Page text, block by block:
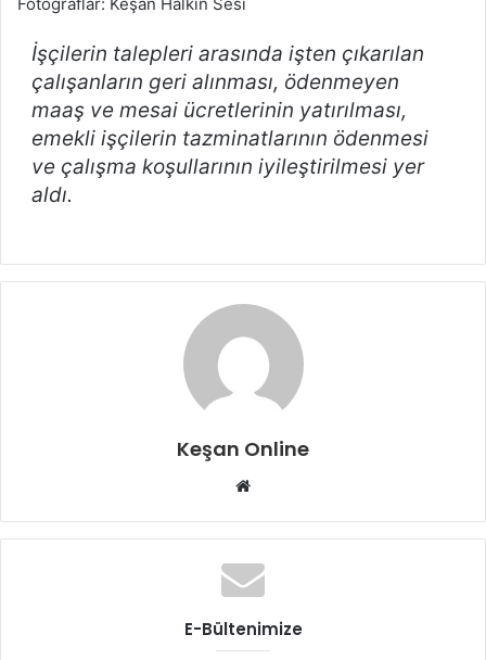
İşçilerin talepleri arasında işten çıkarılan
çalışanların geri alınması, ödenmeyen
maaş ve mesai ücretlerinin yatırılması,
emekli işçilerin tazminatlarının ödenmesi
ve çalışma koşullarının iyileştirilmesi yer
aldı.
Keşan Online
Web
E-Bültenimize